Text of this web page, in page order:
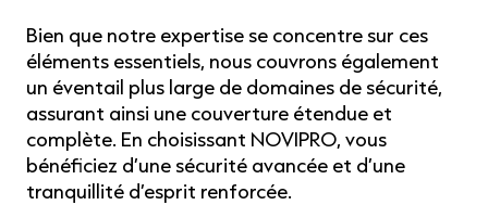
Bien que notre expertise se concentre sur ces
éléments essentiels, nous couvrons également
un éventail plus large de domaines de sécurité,
assurant ainsi une couverture étendue et
complète. En choisissant NOVIPRO, vous
bénéficiez d’une sécurité avancée et d’une
tranquillité d’esprit renforcée.